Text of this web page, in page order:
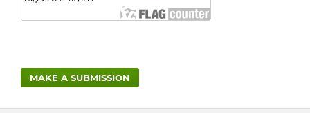
MAKE A SUBMISSION